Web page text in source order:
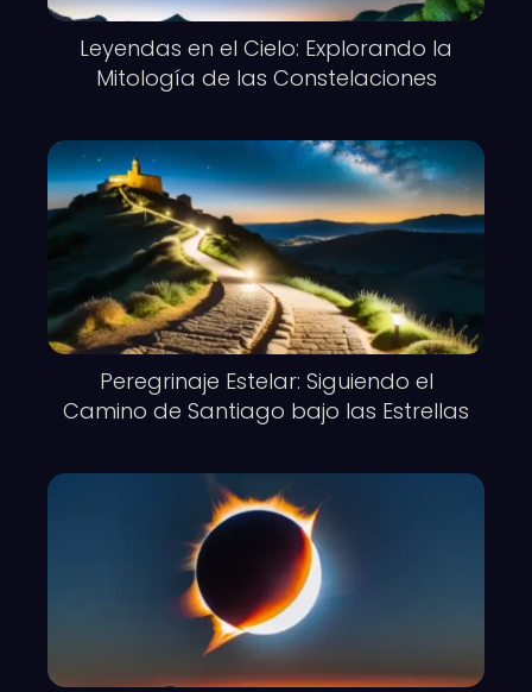
Leyendas en el Cielo: Explorando la
Mitología de las Constelaciones
Peregrinaje Estelar: Siguiendo el
Camino de Santiago bajo las Estrellas